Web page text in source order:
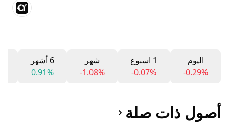
اليوم
-0.29%
1 اسبوع
-0.07%
شهر
-1.08%
6 أشهر
0.91%
أصول ذات صلة